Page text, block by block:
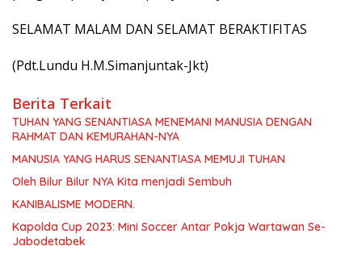
SELAMAT MALAM DAN SELAMAT BERAKTIFITAS
(Pdt.Lundu H.M.Simanjuntak-Jkt)
Berita Terkait
TUHAN YANG SENANTIASA MENEMANI MANUSIA DENGAN
RAHMAT DAN KEMURAHAN-NYA
MANUSIA YANG HARUS SENANTIASA MEMUJI TUHAN
Oleh Bilur Bilur NYA Kita menjadi Sembuh
KANIBALISME MODERN.
Kapolda Cup 2023: Mini Soccer Antar Pokja Wartawan Se-
Jabodetabek